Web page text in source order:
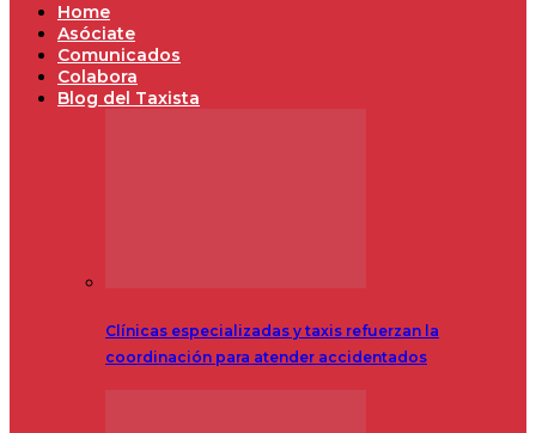
Home
Asóciate
Comunicados
Colabora
Blog del Taxista
Clínicas especializadas y taxis refuerzan la
coordinación para atender accidentados